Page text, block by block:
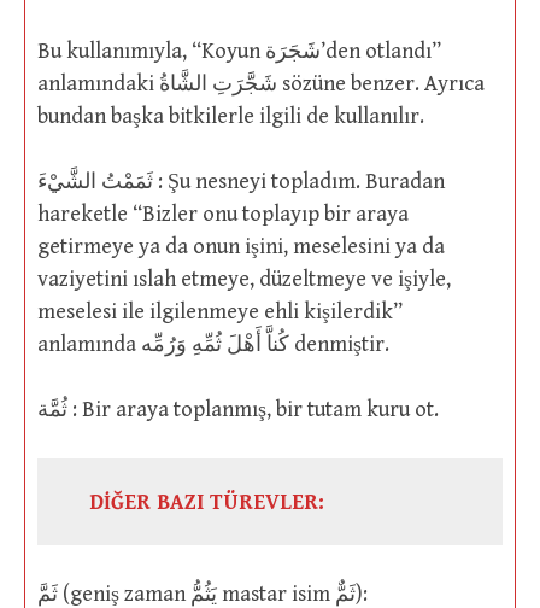
Bu kullanımıyla, “Koyun شَجَرَة’den otlandı”
anlamındaki شَجَّرَتِ الشَّاةُ sözüne benzer. Ayrıca
bundan başka bitkilerle ilgili de kullanılır.
ثَمَمْتُ الشَّيْءَ : Şu nesneyi topladım. Buradan
hareketle “Bizler onu toplayıp bir araya
getirmeye ya da onun işini, meselesini ya da
vaziyetini ıslah etmeye, düzeltmeye ve işiyle,
meselesi ile ilgilenmeye ehli kişilerdik”
anlamında كُناَّ أَهْلَ ثُمِّهِ وَرُمِّه denmiştir.
ثُمَّة : Bir araya toplanmış, bir tutam kuru ot.
DİĞER BAZI TÜREVLER:
ثَمَّ (geniş zaman يَثُمُّ mastar isim ثَمٌّ):